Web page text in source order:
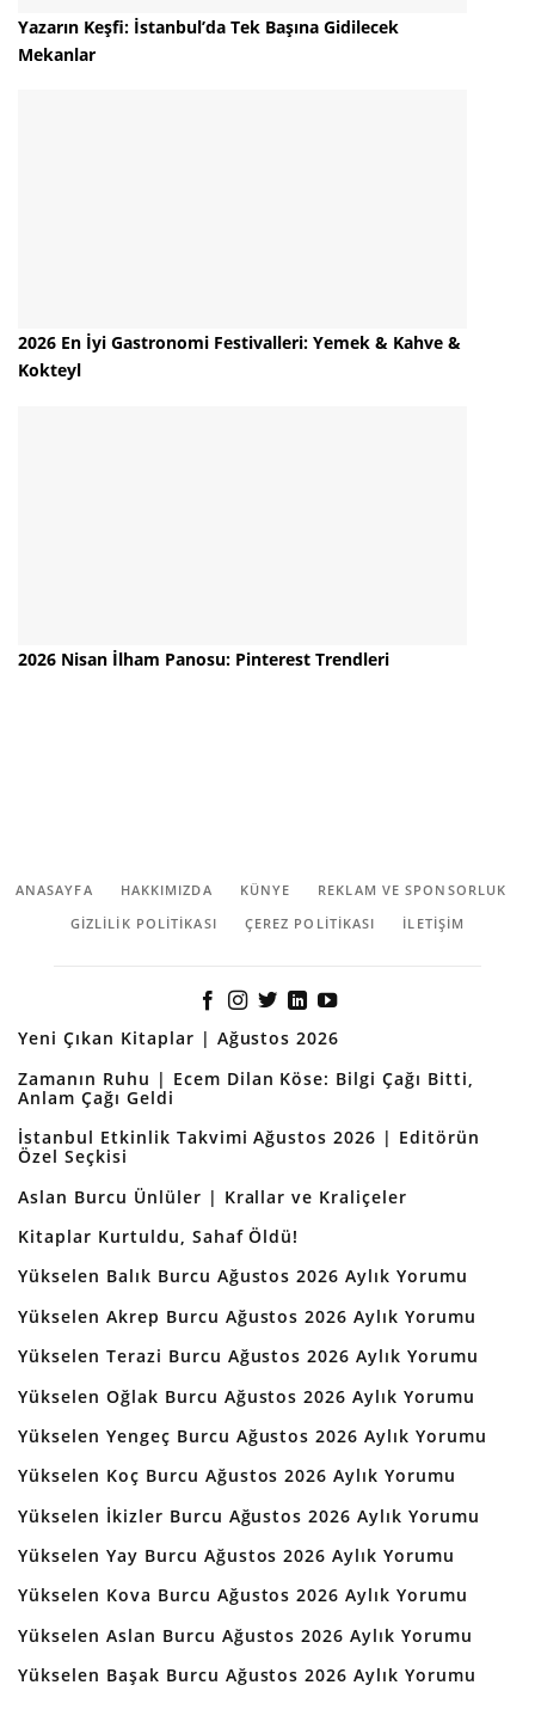
Yazarın Keşfi: İstanbul’da Tek Başına Gidilecek
Mekanlar
2026 En İyi Gastronomi Festivalleri: Yemek & Kahve &
Kokteyl
2026 Nisan İlham Panosu: Pinterest Trendleri
ANASAYFA HAKKIMIZDA KÜNYE
REKLAM VE SPONSORLUK
GIZLILIK POLITIKASI
ÇEREZ POLITIKASI İLETİŞİM
Yeni Çıkan Kitaplar | Ağustos 2026
Zamanın Ruhu | Ecem Dilan Köse: Bilgi Çağı Bitti,
Anlam Çağı Geldi
İstanbul Etkinlik Takvimi Ağustos 2026 | Editörün
Özel Seçkisi
Aslan Burcu Ünlüler | Krallar ve Kraliçeler
Kitaplar Kurtuldu, Sahaf Öldü!
Yükselen Balık Burcu Ağustos 2026 Aylık Yorumu
Yükselen Akrep Burcu Ağustos 2026 Aylık Yorumu
Yükselen Terazi Burcu Ağustos 2026 Aylık Yorumu
Yükselen Oğlak Burcu Ağustos 2026 Aylık Yorumu
Yükselen Yengeç Burcu Ağustos 2026 Aylık Yorumu
Yükselen Koç Burcu Ağustos 2026 Aylık Yorumu
Yükselen İkizler Burcu Ağustos 2026 Aylık Yorumu
Yükselen Yay Burcu Ağustos 2026 Aylık Yorumu
Yükselen Kova Burcu Ağustos 2026 Aylık Yorumu
Yükselen Aslan Burcu Ağustos 2026 Aylık Yorumu
Yükselen Başak Burcu Ağustos 2026 Aylık Yorumu